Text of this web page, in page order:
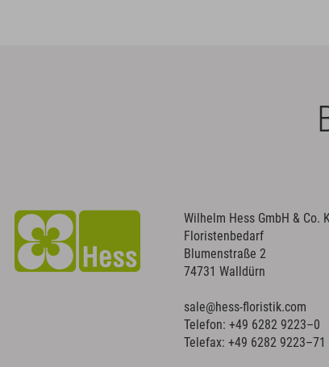
Wilhelm Hess GmbH & Co.
Floristenbedarf
Blumenstraße 2
74731 Walldürn
sale@hess-floristik.com
Telefon: +49 6282 9223–0
Telefax: +49 6282 9223–71